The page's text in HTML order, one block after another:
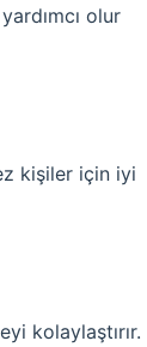
olur
kişiler için iyi
kolaylaştırır.